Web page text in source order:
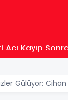
Bahçelerinde
Gülüyor: